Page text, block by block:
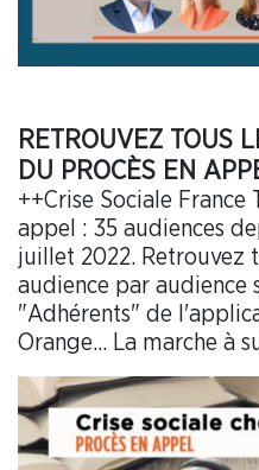
RETROUVEZ TOUS
DU PROCÈS EN
++Crise Sociale France
appel : 35 audiences
juillet 2022. Retrouvez
audience par audience
"Adhérents" de
Orange... La marche à